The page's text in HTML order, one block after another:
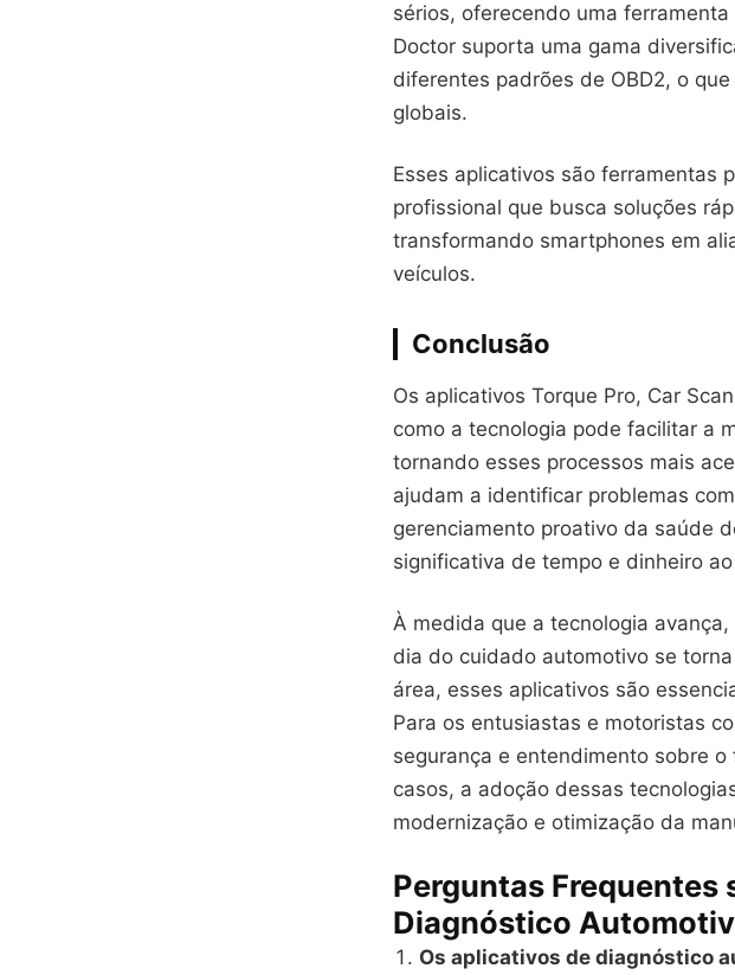
sérios, oferecendo uma
Doctor suporta uma gama
diferentes padrões de OBD2, o
globais.
Esses aplicativos são ferramentas
profissional que busca soluções
transformando smartphones em
veículos.
Conclusão
Os aplicativos Torque Pro, Car
como a tecnologia pode facilitar a
tornando esses processos mais
ajudam a identificar problemas
gerenciamento proativo da saúde
significativa de tempo e dinheiro
À medida que a tecnologia
dia do cuidado automotivo se
área, esses aplicativos são
Para os entusiastas e motoristas
segurança e entendimento sobre
casos, a adoção dessas
modernização e otimização da
Perguntas Frequentes
Diagnóstico
Os aplicativos de diagnóstico